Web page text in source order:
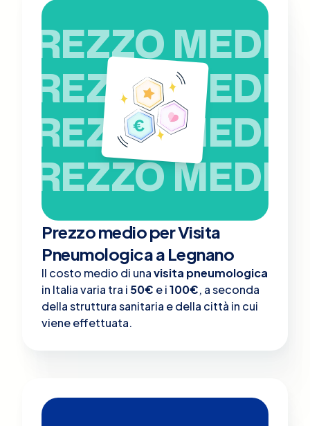
PREZZO MEDIO
PREZZO MEDIO
PREZZO MEDIO
PREZZO MEDIO
Prezzo medio per Visita
Pneumologica a Legnano
Il costo medio di unavisita pneumologica
in Italia varia tra i 50€ e i100€, a seconda
della struttura sanitaria e della città in cui
viene effettuata.